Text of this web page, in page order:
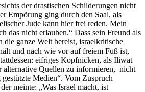
der drastischen Schilderungen nicht
Empörung ging durch den Saal, als
Jude kann hier frei reden. Mein
das nicht erlauben.“ Dass sein Freund als
die ganze Welt bereist, israelkritische
und nach wie vor auf freiem Fuß ist,
eifriges Kopfnicken, als Iliwat
alternative Quellen zu informieren, nicht
Medien“. Vom Zuspruch
meinte: „Was Israel macht, ist